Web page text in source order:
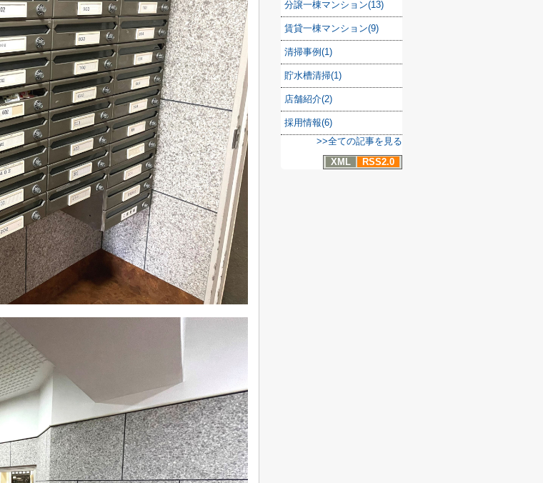
分譲一棟マンション(13)
賃貸一棟マンション(9)
清掃事例(1)
貯水槽清掃(1)
店舗紹介(2)
採用情報(6)
>>全ての記事を見る
XML
RSS2.0